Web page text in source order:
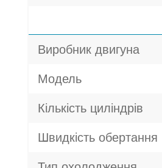
Виробник двигуна
Модель
Кількість циліндрів
Швидкість обертання